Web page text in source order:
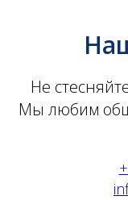
Не
Мы любим